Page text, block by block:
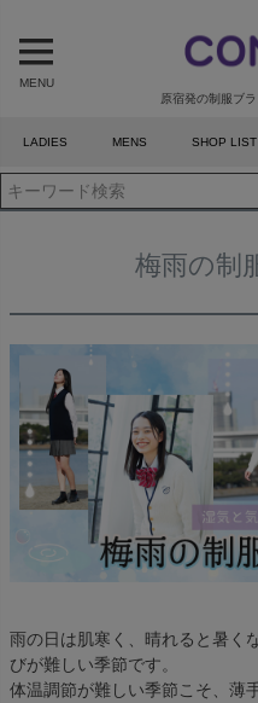
原宿発の制服ブ
MENU
LADIES MENS SHOP LIST
梅雨の制
雨の日は肌寒く、晴れると暑く
びが難しい季節です。
体温調節が難しい季節こそ、薄